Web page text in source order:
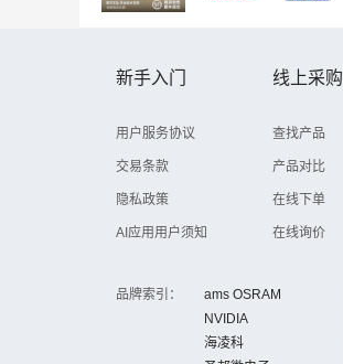
新手入门
用户服务协议
交易条款
隐私政策
AI应用用户须知
线上采购
查找产品
产品对比
在线下单
在线询价
品牌索引： ams OSRAM
NVIDIA
海凌科